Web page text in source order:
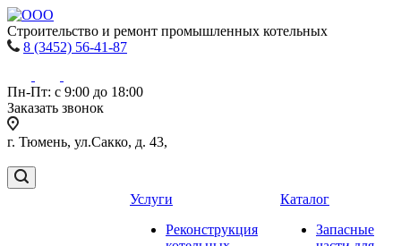
Строительство и ремонт промышленных котельных
8 (3452) 56-41-87
Пн-Пт: с 9:00 до 18:00
Заказать звонок
г. Тюмень, ул.Сакко, д. 43,
Услуги
Реконструкция
Каталог
Запасные